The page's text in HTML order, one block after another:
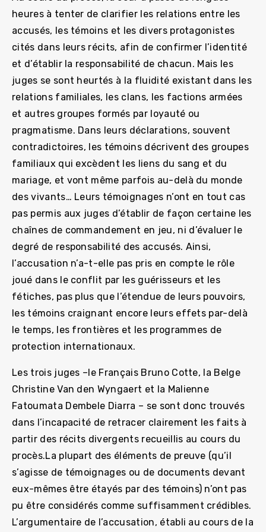
heures à tenter de clarifier les relations entre les
accusés, les témoins et les divers protagonistes
cités dans leurs récits, afin de confirmer l’identité
et d’établir la responsabilité de chacun. Mais les
juges se sont heurtés à la fluidité existant dans les
relations familiales, les clans, les factions armées
et autres groupes formés par loyauté ou
pragmatisme. Dans leurs déclarations, souvent
contradictoires, les témoins décrivent des groupes
familiaux qui excèdent les liens du sang et du
mariage, et vont même parfois au-delà du monde
des vivants… Leurs témoignages n’ont en tout cas
pas permis aux juges d’établir de façon certaine les
chaînes de commandement en jeu, ni d’évaluer le
degré de responsabilité des accusés. Ainsi,
l’accusation n’a-t-elle pas pris en compte le rôle
joué dans le conflit par les guérisseurs et les
fétiches, pas plus que l’étendue de leurs pouvoirs,
les témoins craignant encore leurs effets par-delà
le temps, les frontières et les programmes de
protection internationaux.
Les trois juges –le Français Bruno Cotte, la Belge
Christine Van den Wyngaert et la Malienne
Fatoumata Dembele Diarra – se sont donc trouvés
dans l’incapacité de retracer clairement les faits à
partir des récits divergents recueillis au cours du
procès.La plupart des éléments de preuve (qu’il
s’agisse de témoignages ou de documents devant
eux-mêmes être étayés par des témoins) n’ont pas
pu être considérés comme suffisamment crédibles.
L’argumentaire de l’accusation, établi au cours de la